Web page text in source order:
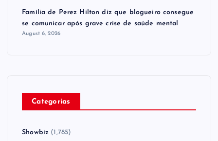
Família de Perez Hilton diz que blogueiro consegue
se comunicar após grave crise de saúde mental
August 6, 2026
Categorias
Showbiz (1,785)